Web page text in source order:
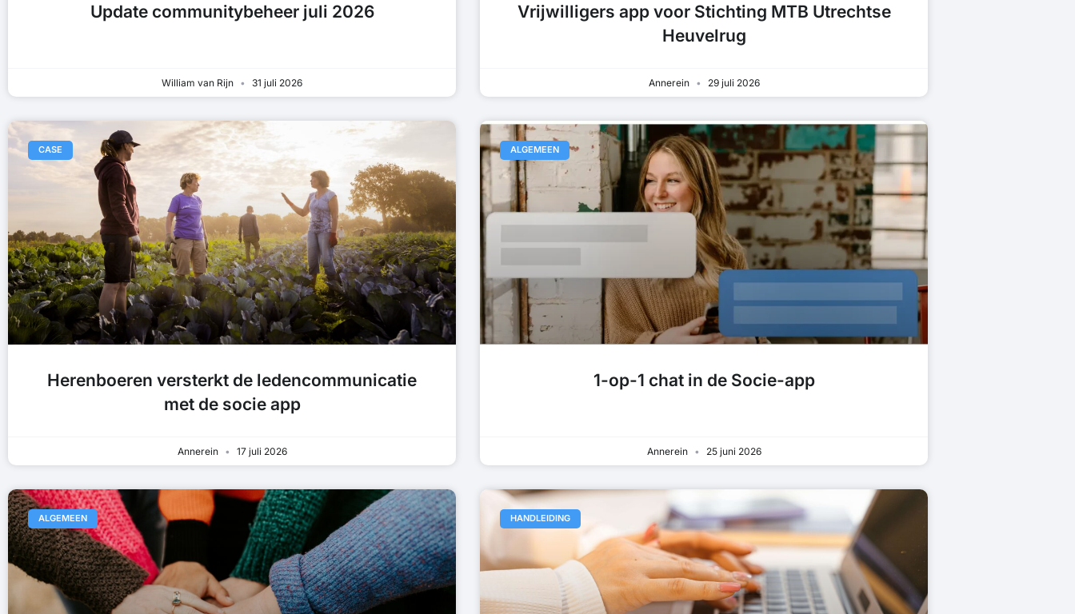
Update communitybeheer juli 2026
William van Rijn 31 juli 2026
Vrijwilligers app voor Stichting MTB Utrechtse
Heuvelrug
Annerein 29 juli 2026
CASE
Herenboeren versterkt de ledencommunicatie
met de socie app
Annerein 17 juli 2026
ALGEMEEN
1-op-1 chat in de Socie-app
Annerein 25 juni 2026
ALGEMEEN HANDLEIDING